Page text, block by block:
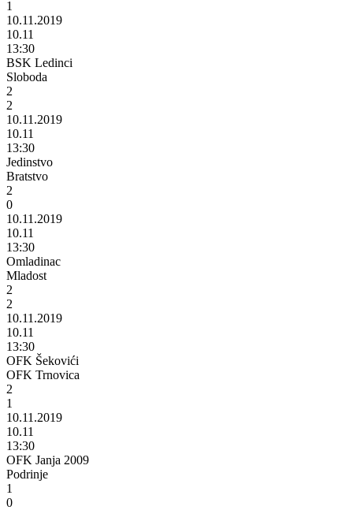
1
10.11.2019
10.11
13:30
BSK Ledinci
Sloboda
2
2
10.11.2019
10.11
13:30
Jedinstvo
Bratstvo
2
0
10.11.2019
10.11
13:30
Omladinac
Mladost
2
2
10.11.2019
10.11
13:30
OFK Šekovići
OFK Trnovica
2
1
10.11.2019
10.11
13:30
OFK Janja 2009
Podrinje
1
0